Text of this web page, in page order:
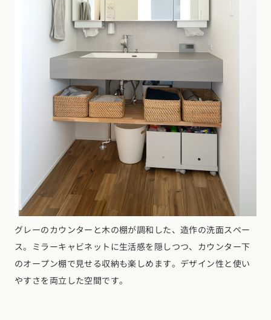
グレーのカウンターと木の棚が調和した、造作の洗面スペー
ス。ミラーキャビネットに生活感を隠しつつ、カウンター下
のオープン棚で見せる収納も楽しめます。デザイン性と使い
やすさを両立した空間です。